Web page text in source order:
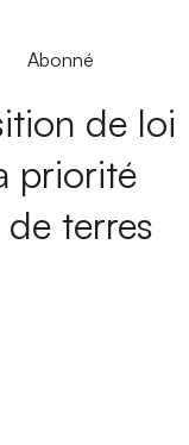
Abonné
de loi
priorité
terres